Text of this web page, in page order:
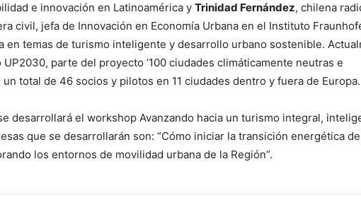
e innovación en Latinoamérica y Trinidad Fernández, chilena
civil, jefa de Innovación en Economía Urbana en el Instituto
en temas de turismo inteligente y desarrollo urbano sostenible.
parte del proyecto ‘100 ciudades climáticamente neutras e
un total de 46 socios y pilotos en 11 ciudades dentro y fuera de Europa.
desarrollará el workshop Avanzando hacia un turismo integral,
que se desarrollarán son: “Cómo iniciar la transición energética
los entornos de movilidad urbana de la Región”.